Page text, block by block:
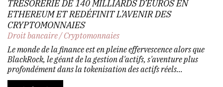
TRÉSORERIE DE 140 MILLIARDS D’EUROS EN
ETHEREUM ET REDÉFINIT L’AVENIR DES
CRYPTOMONNAIES
Droit bancaire/Cryptomonnaies
Le monde de la finance est en pleine effervescence alors que
BlackRock, le géant de la gestion d'actifs, s'aventure plus
profondément dans la tokenisation des actifs réels...